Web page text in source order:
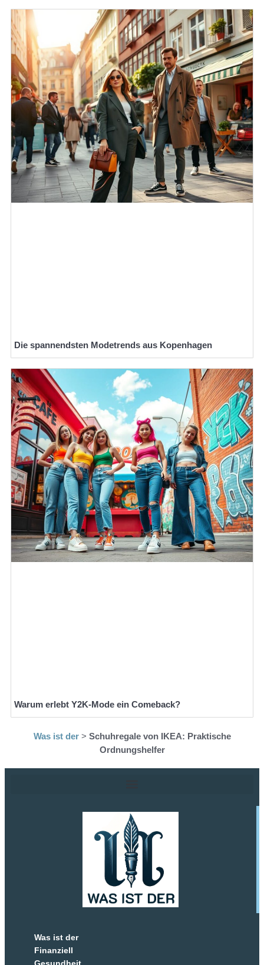
Die spannendsten Modetrends aus Kopenhagen
Warum erlebt Y2K-Mode ein Comeback?
Was ist der> Schuhregale von IKEA: Praktische
Ordnungshelfer
Was ist der
Finanziell